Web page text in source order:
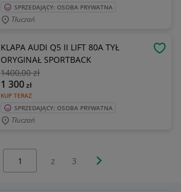
SPRZEDAJĄCY: OSOBA PRYWATNA
Tłuczań
KLAPA AUDI Q5 II LIFT 80A TYŁ
ORYGINAŁ SPORTBACK
1400,00 zł
KUP TERAZ
1 300zł
SPRZEDAJĄCY: OSOBA PRYWATNA
Tłuczań
z 3 Następna strona